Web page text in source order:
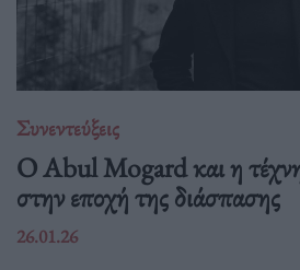
Συνεντεύξεις
Ο Abul Mogard και η
στην εποχή της διάσπασης
26.01.26